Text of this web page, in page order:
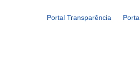
Portal Transparência